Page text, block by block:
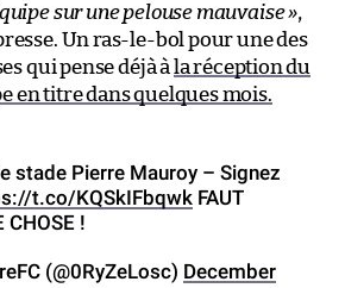
sur une pelouse mauvaise »,
Un ras-le-bol pour une des
qui pense déjà à la réception du
en titre dans quelques mois.
stade Pierre Mauroy – Signez
t.co/KQSkIFbqwk FAUT
CHOSE !
(@0RyZeLosc) December